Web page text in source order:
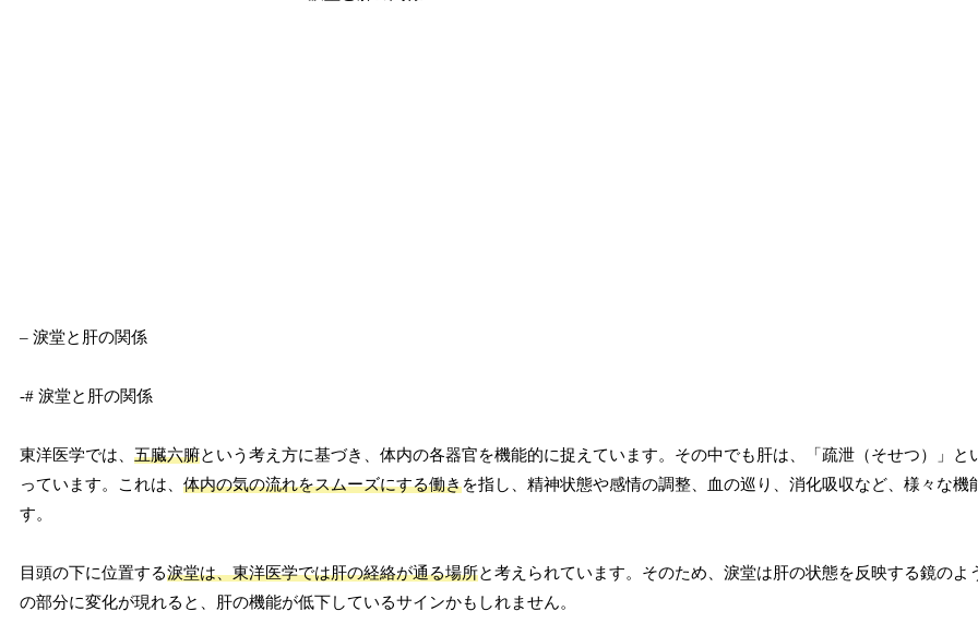
– 淚堂と肝の関係
-# 淚堂と肝の関係
東洋医学では、 五臓六腑という考え方に基づき、体内の各器官を機能的に捉えています。その中でも肝は、「疏泄（そせつ）」と
っています。これは、 体内の気の流れをスムーズにする働きを指し、精神状態や感情の調整、血の巡り、消化吸収など、様々な機
す。
目頭の下に位置する淚堂は、東洋医学では肝の経絡が通る場所と考えられています。そのため、淚堂は肝の状態を反映する鏡のよ
の部分に変化が現れると、肝の機能が低下しているサインかもしれません。